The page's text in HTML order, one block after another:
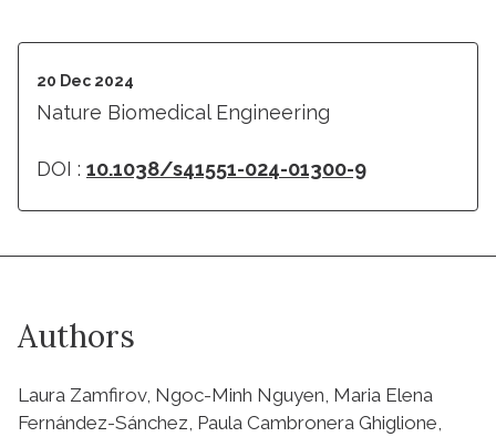
20 Dec 2024
Nature Biomedical Engineering
DOI : 10.1038/s41551-024-01300-9
Authors
Laura Zamfirov, Ngoc-Minh Nguyen, Maria Elena
Fernández-Sánchez, Paula Cambronera Ghiglione,